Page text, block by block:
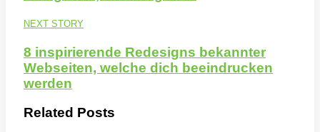
NEXT STORY
8 inspirierende Redesigns bekannter
Webseiten, welche dich beeindrucken
werden
Related Posts